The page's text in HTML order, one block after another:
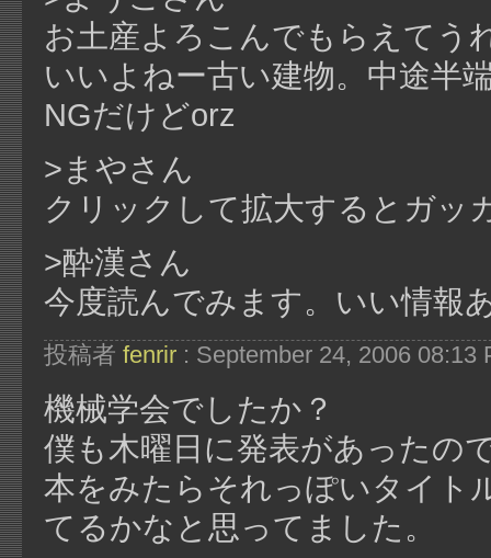
お土産よろこんでもらえてう
いいよねー古い建物。中途半
NGだけどorz
>まやさん
クリックして拡大するとガッ
>酔漢さん
今度読んでみます。いい情報
投稿者 fenrir : September 24, 2006 08:13
機械学会でしたか？
僕も木曜日に発表があったの
本をみたらそれっぽいタイト
てるかなと思ってました。